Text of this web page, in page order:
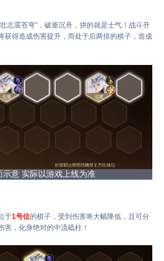
震苍穹”，破釜沉舟，拼的就是士气！战斗开
获得造成伤害提升，而处于后两排的棋子，造成
示意 实际以游戏上线为准
于1号位的棋子，受到伤害将大幅降低，且可分
害，化身绝对的中流砥柱！